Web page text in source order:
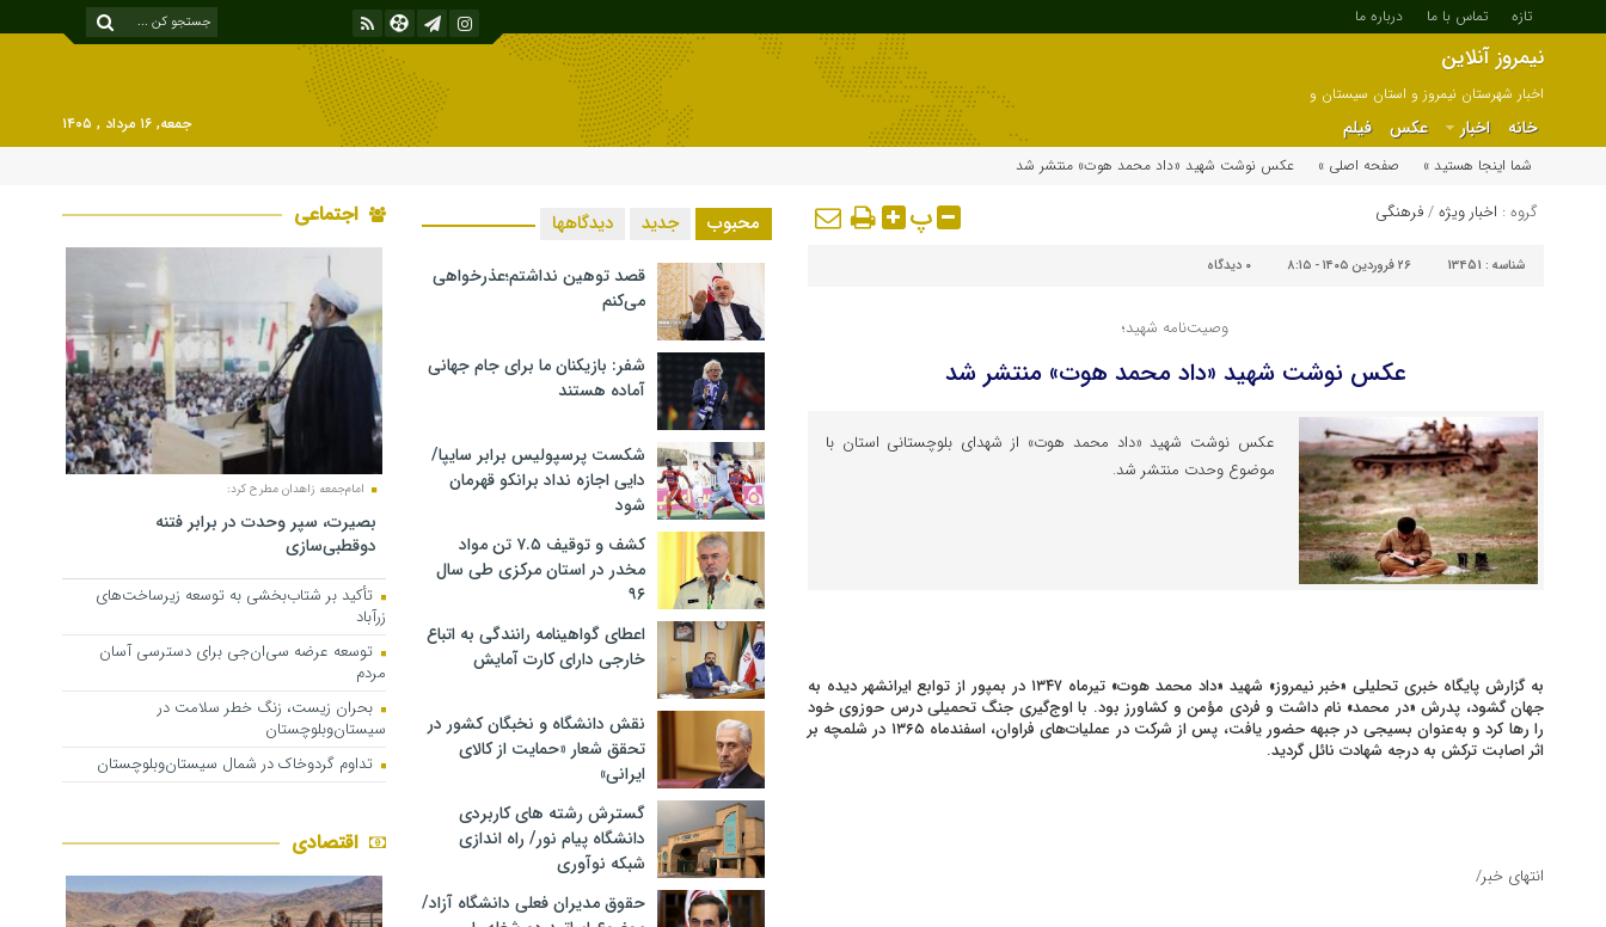
تازه تماس با ما درباره ما
نیمروز آنلاین
اخبار شهرستان نیمروز و استان سیستان و
بلوچستان
خانه اخبار عکس فیلم
جمعه, ۱۶ مرداد , ۱۴۰۵
شما اینجا هستید »
صفحه اصلی » عکس نوشت شهید «داد محمد هوت» منتشر شد
گروه : اخبار ویژه/فرهنگی پ
شناسه : 13451 ۲۶ فروردین ۱۴۰۵ - ۸:۱۵ ۰ دیدگاه
وصیت‌نامه شهید؛
عکس نوشت شهید «داد محمد هوت» منتشر شد
عکس نوشت شهید «داد محمد هوت» از شهدای بلوچستانی استان با
موضوع وحدت منتشر شد.
به گزارش پایگاه خبری تحلیلی «خبر نیمروز» شهید «داد محمد هوت» تیرماه ۱۳۴۷ در بمپور از توابع ایرانشهر دیده به
جهان گشود، پدرش «در محمد» نام داشت و فردی مؤمن و کشاورز بود. با اوج‌گیری جنگ تحمیلی درس حوزوی خود
را رها کرد و به‌عنوان بسیجی در جبهه حضور یافت، پس از شرکت در عملیات‌های فراوان، اسفندماه ۱۳۶۵ در شلمچه بر
اثر اصابت ترکش به درجه شهادت نائل گردید.
انتهای خبر/
محبوب جدید دیدگاهها
قصد توهین نداشتم؛عذرخواهی
می‌کنم
شفر: بازیکنان ما برای جام جهانی
آماده هستند
شکست پرسپولیس برابر سایپا/
دایی اجازه نداد برانکو قهرمان
شود
کشف و توقیف ۷.۵ تن مواد
مخدر در استان مرکزی طی سال
۹۶
اعطای گواهینامه رانندگی به اتباع
خارجی دارای کارت آمایش
نقش دانشگاه و نخبگان کشور در
تحقق شعار «حمایت از کالای
ایرانی»
گسترش رشته های کاربردی
دانشگاه پیام نور/ راه اندازی
شبکه نوآوری
حقوق مدیران فعلی دانشگاه آزاد/
اجتماعی
امام‌جمعه زاهدان مطرح کرد:
بصیرت، سپر وحدت در برابر فتنه
دوقطبی‌سازی
تأکید بر شتاب‌بخشی به توسعه زیرساخت‌های
زرآباد
توسعه عرضه سی‌ان‌جی برای دسترسی آسان
مردم
بحران زیست، زنگ خطر سلامت در
سیستان‌وبلوچستان
تداوم گردوخاک در شمال سیستان‌وبلوچستان
اقتصادی